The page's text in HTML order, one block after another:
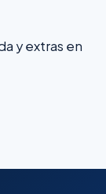
y extras en